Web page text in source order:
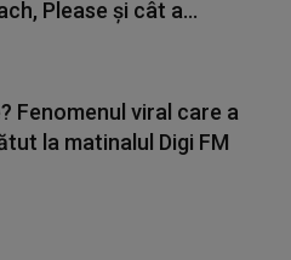
Please și cât a...
Fenomenul viral care a
la matinalul Digi FM